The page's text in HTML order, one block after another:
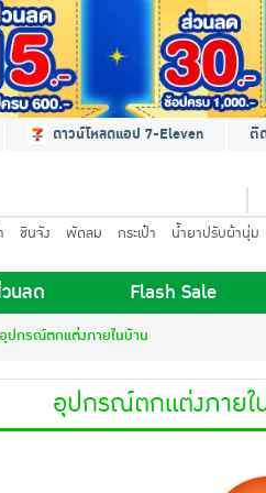
ดาวน์โหลดแอป 7-Eleven ติ
ชินจัง พัดลม กระเป๋า น้ำยาปรับผ้านุ่ม
นลด Flash Sale
อุปกรณ์ตกแต่งภายในบ้าน
อุปกรณ์ตกแต่งภายใ